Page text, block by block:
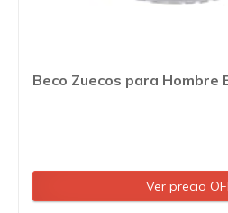
Beco Zuecos para Hombre
Ver precio